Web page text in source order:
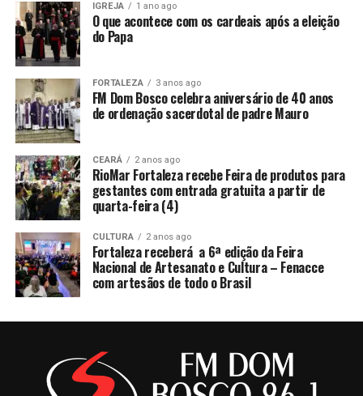
IGREJA 1 ano ago
O que acontece com os cardeais após a eleição
do Papa
FORTALEZA 3 anos ago
FM Dom Bosco celebra aniversário de 40 anos
de ordenação sacerdotal de padre Mauro
CEARÁ 2 anos ago
RioMar Fortaleza recebe Feira de produtos para
gestantes com entrada gratuita a partir de
quarta-feira (4)
CULTURA 2 anos ago
Fortaleza receberá a 6ª edição da Feira
Nacional de Artesanato e Cultura – Fenacce
com artesãos de todo o Brasil